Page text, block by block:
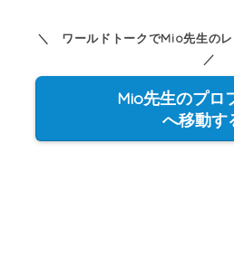
＼ ワールドトークでMio先生のレ
／
Mio先生のプロ
へ移動す